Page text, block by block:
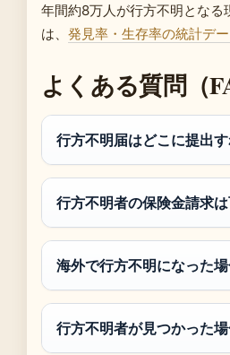
年間約8万人が行方不明とな
は、 発見率・生存率の統計デ
よくある質問（
行方不明届はどこに提出
行方不明者の保険金請求
海外で行方不明になった
行方不明者が見つかった